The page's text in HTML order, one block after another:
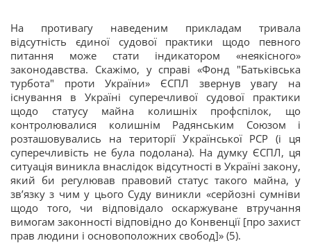
На противагу наведеним прикладам тривала
відсутність єдиної судової практики щодо певного
питання може стати індикатором «неякісного»
законодавства. Скажімо, у справі «Фонд "Батьківська
турбота" проти України» ЄСПЛ звернув увагу на
існування в Україні суперечливої судової практики
щодо статусу майна колишніх профспілок, що
контролювалися колишнім Радянським Союзом і
розташовувались на території Української РСР (і ця
суперечливість не була подолана). На думку ЄСПЛ, ця
ситуація виникла внаслідок відсутності в Україні закону,
який би регулював правовий статус такого майна, у
зв’язку з чим у цього Суду виникли «серйозні сумніви
щодо того, чи відповідало оскаржуване втручання
вимогам законності відповідно до Конвенції [про захист
прав людини і основоположних свобод]» (5).